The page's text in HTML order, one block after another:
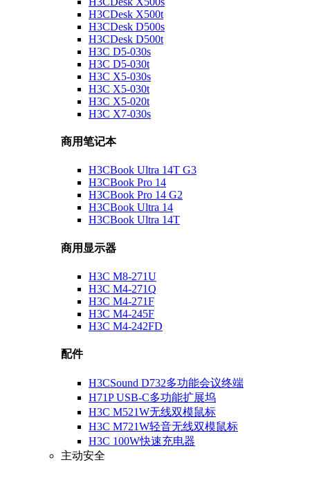
H3CDesk X500t
H3CDesk D500s
H3CDesk D500t
H3C D5-030s
H3C D5-030t
H3C X5-030s
H3C X5-030t
H3C X5-020t
H3C X7-030s
商用笔记本
H3CBook Ultra 14T G3
H3CBook Pro 14
H3CBook Pro 14 G2
H3CBook Ultra 14
H3CBook Ultra 14T
商用显示器
H3C M8-271U
H3C M4-271Q
H3C M4-271F
H3C M4-245F
H3C M4-242FD
配件
H3CSound D732多功能会议终端
H71P USB-C多功能扩展坞
H3C M521W无线双模鼠标
H3C M721W轻音无线双模鼠标
H3C 100W快速充电器
主动安全